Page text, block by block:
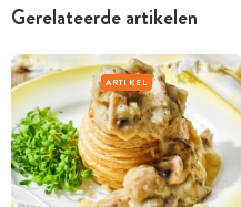
Gerelateerde artikelen
ARTIKEL